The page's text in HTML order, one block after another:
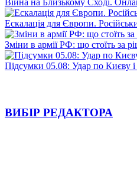
Війна на Близькому Сході.
Ескалація для Європи.
Зміни в армії РФ: що стоїть за
Підсумки 05.08: Удар по Києву і
ВИБІР РЕДАКТОРА